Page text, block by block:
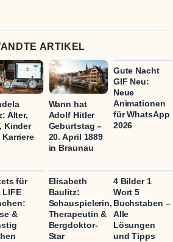
ARTIKEL
Alter,
Kinder
Wann hat
Adolf Hitler
Geburtstag –
20. April 1889
in Braunau
Gute Nacht
GIF Neu:
Neue
Animationen
für WhatsApp
2026
für
LIFE
&
Elisabeth
Baulitz:
Schauspielerin,
Therapeutin &
Bergdoktor-
Star
4 Bilder 1
Wort 5
Buchstaben –
Alle
Lösungen
und Tipps